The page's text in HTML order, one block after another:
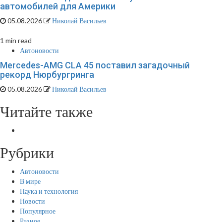
автомобилей для Америки
05.08.2026 Николай Васильев
1 min read
Автоновости
Mercedes-AMG CLA 45 поставил загадочный
рекорд Нюрбургринга
05.08.2026 Николай Васильев
Читайте также
Рубрики
Автоновости
В мире
Наука и технология
Новости
Популярное